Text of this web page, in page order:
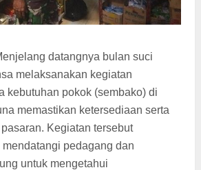
datangnya bulan suci
melaksanakan kegiatan
kebutuhan pokok (sembako) di
memastikan ketersediaan serta
Kegiatan tersebut
pedagang dan
untuk mengetahui